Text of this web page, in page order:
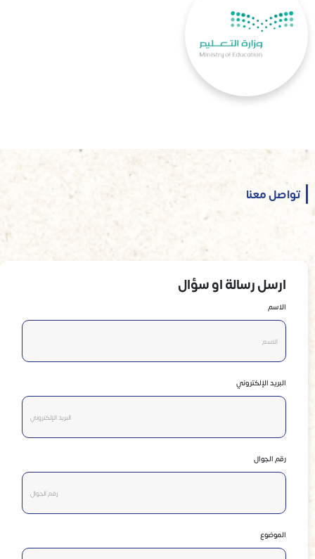
تواصل معنا
ارسل رسالة او سؤال
الاسم
البريد الإلكتروني
رقم الجوال
الموضوع